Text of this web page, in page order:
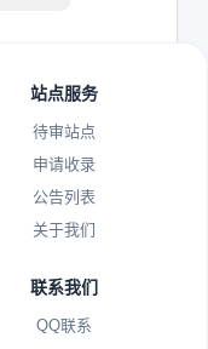
站点服务
待审站点
申请收录
公告列表
关于我们
联系我们
QQ联系